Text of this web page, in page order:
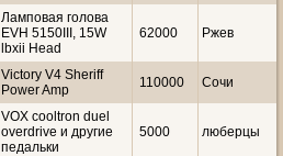
Ламповая голова
EVH 5150III, 15W
lbxii Head
62000 Ржев
Victory V4 Sheriff
Power Amp
110000 Сочи
VOX cooltron duel
overdrive и другие
педальки
5000 люберцы